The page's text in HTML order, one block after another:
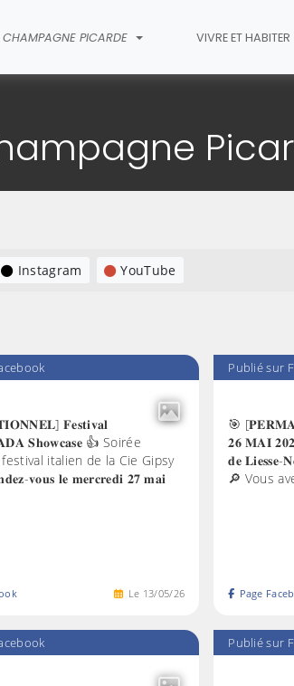
CHAMPAGNE PICARDE VIVRE ET HABITER
Instagram YouTube
𝐅𝐞𝐬𝐭𝐢𝐯𝐚𝐥
𝐒𝐡𝐨𝐰𝐜𝐚𝐬𝐞 👍 Soirée
italien de la Cie Gipsy
𝐯𝐨𝐮𝐬 𝐥𝐞 𝐦𝐞𝐫𝐜𝐫𝐞𝐝𝐢 𝟐𝟕 𝐦𝐚𝐢
Le 13/05/26
Publié sur
🎯
𝟐𝟔 𝐌𝐀𝐈
𝐝𝐞 𝐋𝐢𝐞𝐬𝐬𝐞-
🔎 Vous
Page
Publié sur